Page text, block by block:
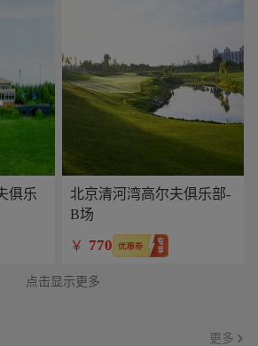
俱乐
北京清河湾高尔夫俱乐部-
B场
￥ 770
点击显示更多
更多